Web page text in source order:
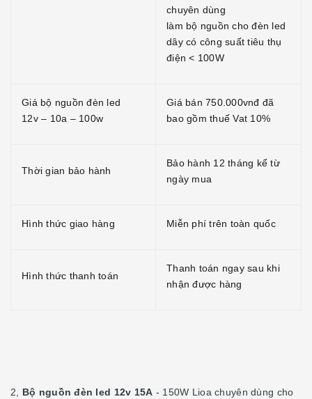
chuyên dùng
làm bộ nguồn cho đèn led
dây có công suất tiêu thụ
điện < 100W
Giá bộ nguồn đèn led
12v – 10a – 100w
Giá bán 750.000vnđ đã
bao gồm thuế Vat 10%
Thời gian bảo hành
Bảo hành 12 tháng kể từ
ngày mua
Hình thức giao hàng Miễn phí trên toàn quốc
Hình thức thanh toán
Thanh toán ngay sau khi
nhận được hàng
2, Bộ nguồn đèn led 12v 15A - 150W Lioa chuyên dùng cho